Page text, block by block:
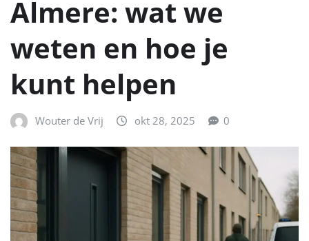
Almere: wat we
weten en hoe je
kunt helpen
Wouter de Vrij okt 28, 2025 0